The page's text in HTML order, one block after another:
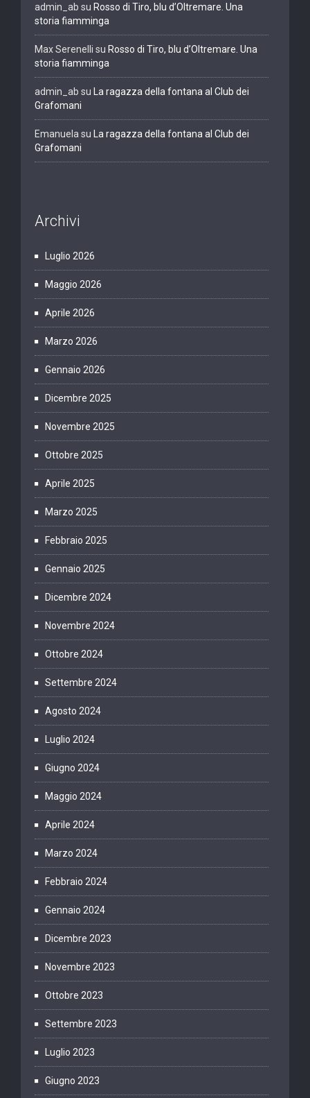
admin_ab su Rosso di Tiro, blu d’Oltremare. Una
storia fiamminga
Max Serenelli su Rosso di Tiro, blu d’Oltremare. Una
storia fiamminga
admin_ab su
La ragazza della fontana al Club dei
Grafomani
Emanuela su
La ragazza della fontana al Club dei
Grafomani
Archivi
Luglio 2026
Maggio 2026
Aprile 2026
Marzo 2026
Gennaio 2026
Dicembre 2025
Novembre 2025
Ottobre 2025
Aprile 2025
Marzo 2025
Febbraio 2025
Gennaio 2025
Dicembre 2024
Novembre 2024
Ottobre 2024
Settembre 2024
Agosto 2024
Luglio 2024
Giugno 2024
Maggio 2024
Aprile 2024
Marzo 2024
Febbraio 2024
Gennaio 2024
Dicembre 2023
Novembre 2023
Ottobre 2023
Settembre 2023
Luglio 2023
Giugno 2023